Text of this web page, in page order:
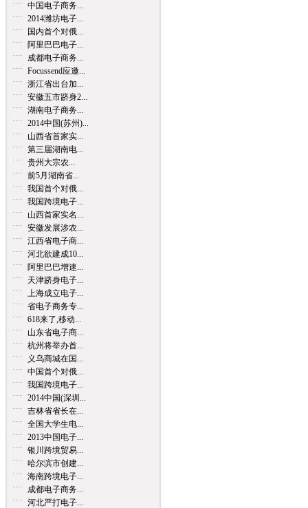
中国电子商务...
2014潍坊电子...
国内首个对俄...
阿里巴巴电子...
成都电子商务...
Focussend应邀...
浙江省出台加...
安徽五市跻身2...
湖南电子商务...
2014中国(苏州)...
山西省首家实...
第三届湖南电...
贵州大宗农...
前5月湖南省...
我国首个对俄...
我国跨境电子...
山西首家实名...
安徽发展涉农...
江西省电子商...
河北欲建成10...
阿里巴巴增速...
天津跻身电子...
上海成立电子...
省电子商务专...
618来了,移动...
山东省电子商...
杭州将举办首...
义乌商城在国...
中国首个对俄...
我国跨境电子...
2014中国(深圳...
吉林省省长在...
全国大学生电...
2013中国电子...
银川跨境贸易...
哈尔滨市创建...
海南跨境电子...
成都电子商务...
河北严打电子...